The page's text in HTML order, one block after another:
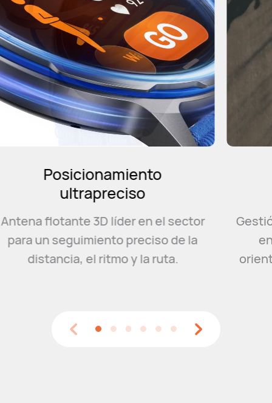
Modo Maratón
inteligente
Gestión conveniente con un plan de
entrenamiento inteligente y
orientación para ayudarte a batir tu